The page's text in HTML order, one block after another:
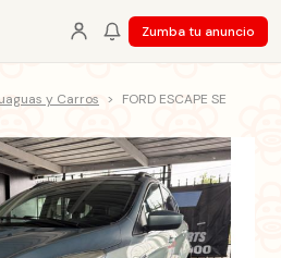
Zumba tu anuncio
y Carros >
FORD ESCAPE SE